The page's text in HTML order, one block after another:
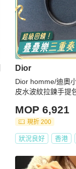
Dior
Dior homme/迪奧
皮水波紋拉鍊手提
MOP 6,921
現折 200
狀況良好 香港